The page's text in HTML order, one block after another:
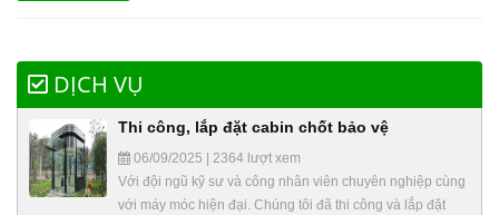
DỊCH VỤ
Thi công, lắp đặt cabin chốt bảo vệ
06/09/2025 | 2364 lượt xem
Với đội ngũ kỹ sư và công nhân viên chuyên nghiệp cùng
với máy móc hiện đại. Chúng tôi đã thi công và lắp đặt